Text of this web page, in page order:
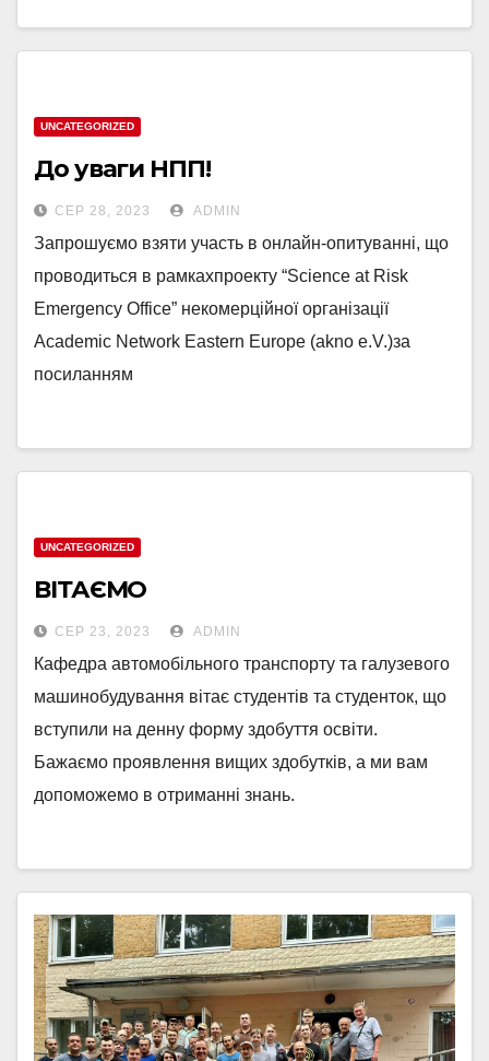
UNCATEGORIZED
До уваги НПП!
СЕР 28, 2023 ADMIN
Запрошуємо взяти участь в онлайн-опитуванні, що
проводиться в рамкахпроекту “Science at Risk
Emergency Office” некомерційної організації
Academic Network Eastern Europe (akno e.V.)за
посиланням
UNCATEGORIZED
ВІТАЄМО
СЕР 23, 2023 ADMIN
Кафедра автомобільного транспорту та галузевого
машинобудування вітає студентів та студенток, що
вступили на денну форму здобуття освіти.
Бажаємо проявлення вищих здобутків, а ми вам
допоможемо в отриманні знань.